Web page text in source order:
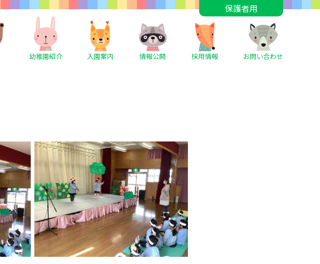
幼稚園紹介 入園案内 情報公開 採用情報 お問い合わせ
保護者用